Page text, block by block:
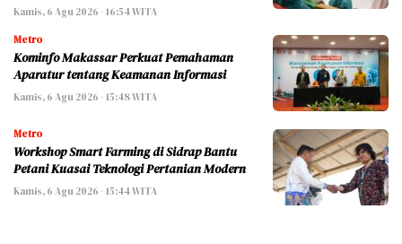
Kamis, 6 Agu 2026 - 16:54 WITA
Metro
Kominfo Makassar Perkuat Pemahaman
Aparatur tentang Keamanan Informasi
Kamis, 6 Agu 2026 - 15:48 WITA
Metro
Workshop Smart Farming di Sidrap Bantu
Petani Kuasai Teknologi Pertanian Modern
Kamis, 6 Agu 2026 - 15:44 WITA